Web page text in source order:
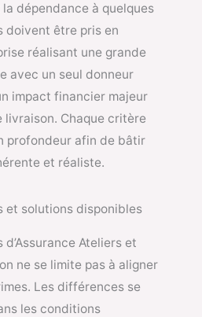
dépendance à quelques
doivent être pris en
réalisant une grande
avec un seul donneur
impact financier majeur
livraison. Chaque critère
profondeur afin de bâtir
et réaliste.
et solutions disponibles
Ateliers et
ne se limite pas à aligner
Les différences se
les conditions